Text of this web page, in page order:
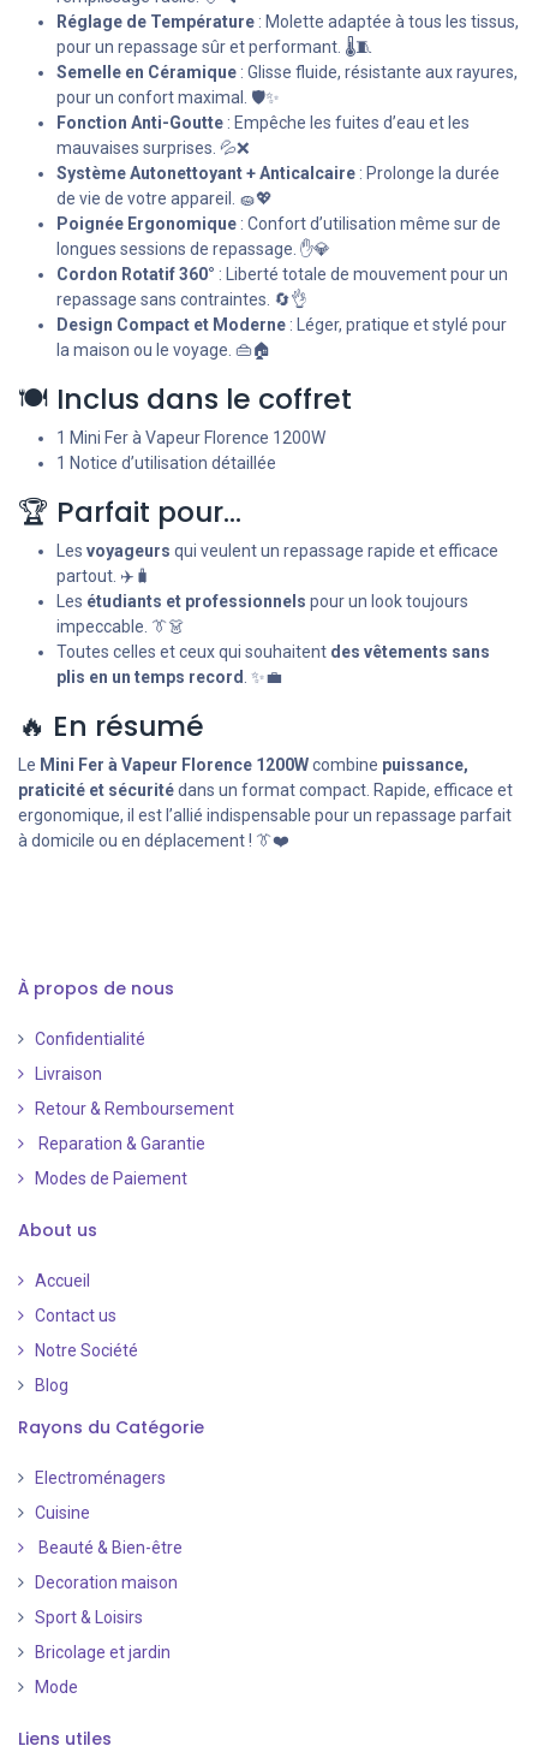
Réglage de Température : Molette adaptée à tous les tissus,
pour un repassage sûr et performant. 🌡️🧵
Semelle en Céramique : Glisse fluide, résistante aux rayures,
pour un confort maximal. 🛡️✨
Fonction Anti-Goutte : Empêche les fuites d’eau et les
mauvaises surprises. 💦❌
Système Autonettoyant + Anticalcaire : Prolonge la durée
de vie de votre appareil. 🧽💖
Poignée Ergonomique : Confort d’utilisation même sur de
longues sessions de repassage. ✋💎
Cordon Rotatif 360° : Liberté totale de mouvement pour un
repassage sans contraintes. 🔄👌
Design Compact et Moderne : Léger, pratique et stylé pour
la maison ou le voyage. 👜🏠
🍽️ Inclus dans le coffret
1 Mini Fer à Vapeur Florence 1200W
1 Notice d’utilisation détaillée
🏆 Parfait pour…
Les voyageurs qui veulent un repassage rapide et efficace
partout. ✈️🧳
Les étudiants et professionnels pour un look toujours
impeccable. 👔👗
Toutes celles et ceux qui souhaitent des vêtements sans
plis en un temps record . ✨💼
🔥 En résumé
Le Mini Fer à Vapeur Florence 1200Wcombine puissance,
praticité et sécuritédans un format compact. Rapide, efficace et
ergonomique, il est l’allié indispensable pour un repassage parfait
à domicile ou en déplacement ! 👔❤️
À propos de nous
Confidentialité
Livraison
Retour & Remboursement
Reparation & Garantie
Modes de Paiement
About us
Accueil
Contact us
Notre Société
Blog
Rayons du Catégorie
Electroménagers
Cuisine
Beauté & Bien-être
Decoration maison
Sport & Loisirs
Bricolage et jardin
Mode
Liens utiles